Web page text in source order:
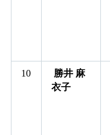
10
勝井 麻
衣子